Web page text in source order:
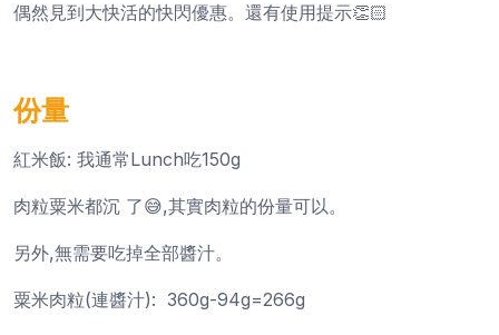
偶然見到大快活的快閃優惠。還有使用提示👏🏻
份量
紅米飯: 我通常Lunch吃150g
肉粒粟米都沉 了😅,其實肉粒的份量可以。
另外,無需要吃掉全部醬汁。
粟米肉粒(連醬汁): 360g-94g=266g